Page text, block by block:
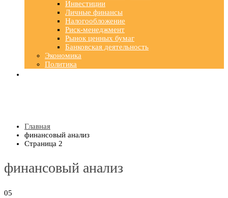
Инвестиции
Личные финансы
Налогообложение
Риск-менеджмент
Рынок ценных бумаг
Банковская деятельность
Экономика
Политика
Главная
финансовый анализ
Страница 2
финансовый анализ
05